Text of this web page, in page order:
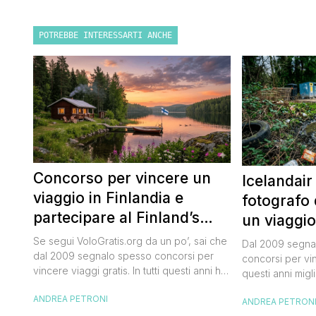
POTREBBE INTERESSARTI ANCHE
Concorso per vincere un
viaggio in Finlandia e
partecipare al Finland’s
Official Tasting
Se segui VoloGratis.org da un po’, sai che
dal 2009 segnalo spesso concorsi per
vincere viaggi gratis. In tutti questi anni ho
destinazioni incredibili grazie a queste
ANDREA PETRONI
fotografo
un
50.000
Dal 2009
concorsi per
questi anni
segnalazioni
ANDREA PETRONI